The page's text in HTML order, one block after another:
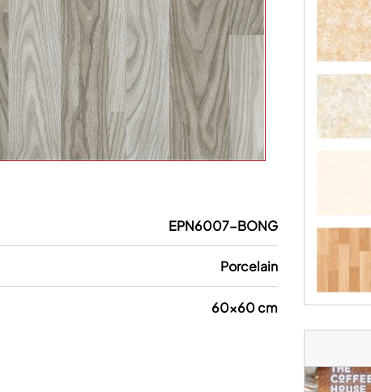
EPN6007-BONG
Porcelain
60x60 cm